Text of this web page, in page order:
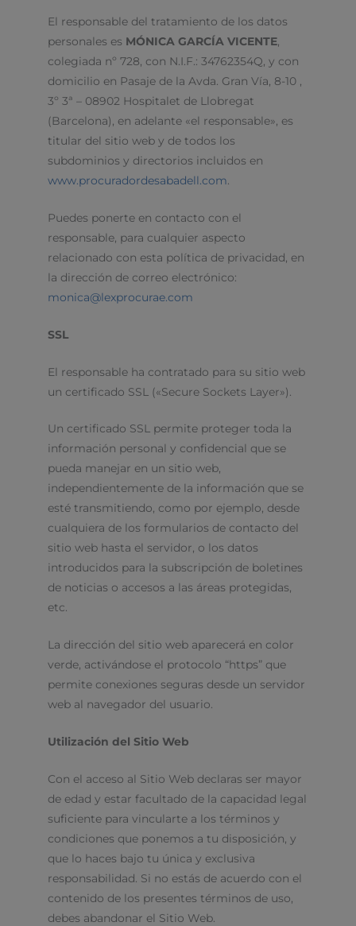
El responsable del tratamiento de los datos
personales es MÓNICA GARCÍA VICENTE
colegiada nº 728, con N.I.F.: 34762354Q, y con
domicilio en Pasaje de la Avda. Gran Vía, 8-10 ,
3º 3ª – 08902 Hospitalet de Llobregat
(Barcelona), en adelante «el responsable», es
titular del sitio web y de todos los
subdominios y directorios incluidos en
www.procuradordesabadell.com
Puedes ponerte en contacto con el
responsable, para cualquier aspecto
relacionado con esta política de privacidad, en
la dirección de correo electrónico:
monica@lexprocurae.com
SSL
El responsable ha contratado para su sitio web
un certificado SSL («Secure Sockets Layer»).
Un certificado SSL permite proteger toda la
información personal y confidencial que se
pueda manejar en un sitio web,
independientemente de la información que se
esté transmitiendo, como por ejemplo, desde
cualquiera de los formularios de contacto del
sitio web hasta el servidor, o los datos
introducidos para la subscripción de boletines
de noticias o accesos a las áreas protegidas,
etc.
La dirección del sitio web aparecerá en color
verde, activándose el protocolo “https” que
permite conexiones seguras desde un servidor
web al navegador del usuario.
Utilización del Sitio Web
Con el acceso al Sitio Web declaras ser mayor
de edad y estar facultado de la capacidad legal
suficiente para vincularte a los términos y
condiciones que ponemos a tu disposición, y
que lo haces bajo tu única y exclusiva
responsabilidad. Si no estás de acuerdo con el
contenido de los presentes términos de uso,
debes abandonar el Sitio Web.